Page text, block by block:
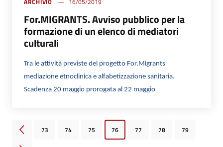
For.MIGRANTS. Avviso pubblico per la
formazione di un elenco di mediatori
culturali
Tra le attività previste del progetto For.Migrants
mediazione etnoclinica e alfabetizzazione sanitaria.
Scadenza 20 maggio prorogata al 22 maggio
Pagina precedente
73 74 75 76 77 78 79